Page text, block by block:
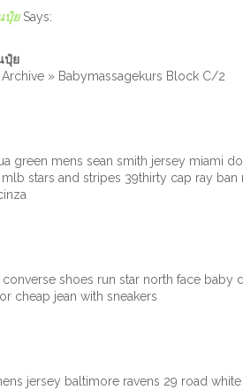
ปุ๋ยSays:
ปุ๋ย
» Babymassagekurs Block C/2
green mens sean smith jersey miami
stars and stripes 39thirty cap ray
shoes run star north face baby
cheap jean with sneakers
jersey baltimore ravens 29 road